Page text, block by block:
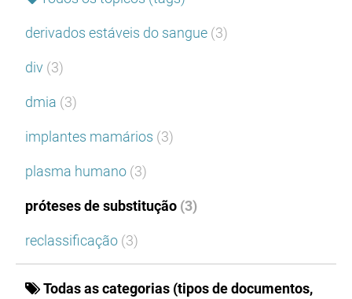
derivados estáveis do sangue (3)
div (3)
dmia (3)
implantes mamários (3)
plasma humano (3)
próteses de substitução (3)
reclassificação (3)
Todas as categorias (tipos de documentos,